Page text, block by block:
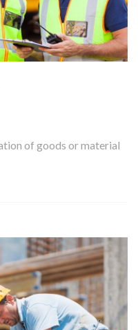
of goods or material